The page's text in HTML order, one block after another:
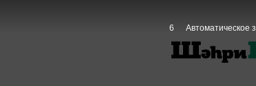
5 Автоматическое